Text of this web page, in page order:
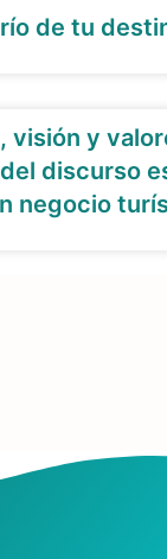
de tu
visión y
discurso
negocio